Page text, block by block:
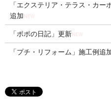
「エクステリア・テラス・カー
追加 NEW
「ポポの日記」更新NEW
「プチ・リフォーム」施工例追